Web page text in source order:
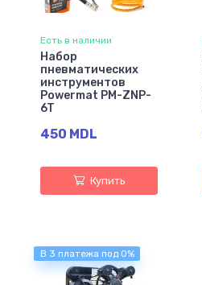
Есть в наличии
Набор
пневматических
инструментов
Powermat PM-ZNP-
6T
450 MDL
Купить
В 3 платежа под 0%